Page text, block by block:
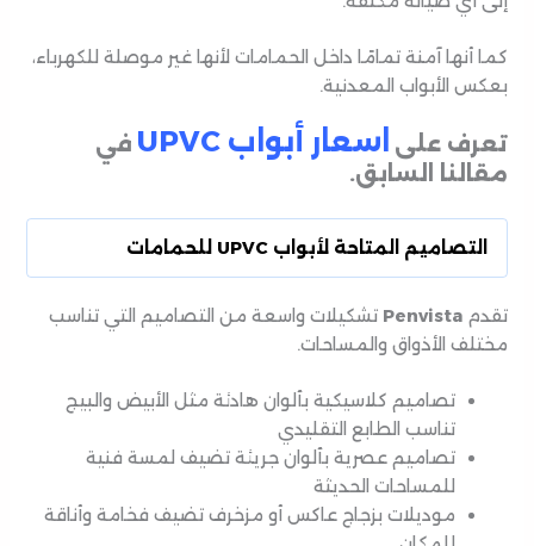
كما أنها آمنة تمامًا داخل الحمامات لأنها غير موصلة للكهرباء،
بعكس الأبواب المعدنية.
تعرف على اسعار أبواب UPVC
في
مقالنا السابق.
التصاميم المتاحة لأبواب UPVC للحمامات
تقدمPenvista تشكيلات واسعة من التصاميم التي تناسب
مختلف الأذواق والمساحات.
تصاميم كلاسيكية بألوان هادئة مثل الأبيض والبيج
تناسب الطابع التقليدي
تصاميم عصرية بألوان جريئة تضيف لمسة فنية
للمساحات الحديثة
موديلات بزجاج عاكس أو مزخرف تضيف فخامة وأناقة